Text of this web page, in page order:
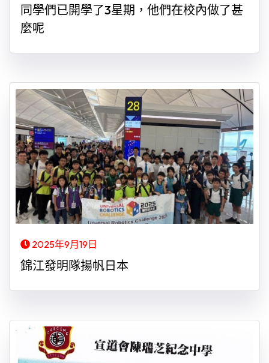
同學們已開學了3星期，他們在校內做了甚
麼呢
2025年9月19日
錦江發明隊揚帆日本